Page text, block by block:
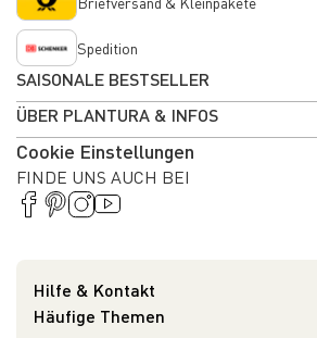
SAISONALE BESTSELLER
ÜBER PLANTURA & INFOS
Cookie Einstellungen
FINDE UNS AUCH BEI
Spedition
Hilfe & Kontakt
Häufige Themen